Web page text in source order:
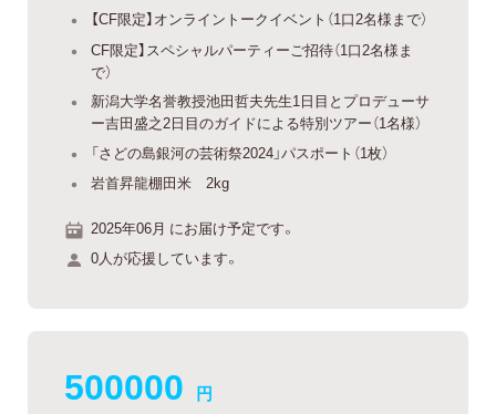
【CF限定】オンライントークイベント（1口2名様まで）
CF限定】スペシャルパーティーご招待（1口2名様ま
で）
新潟大学名誉教授池田哲夫先生1日目とプロデューサ
ー吉田盛之2日目のガイドによる特別ツアー（1名様）
「さどの島銀河の芸術祭2024」パスポート（1枚）
岩首昇龍棚田米 2kg
2025年06月 にお届け予定です。
0人が応援しています。
500000 円